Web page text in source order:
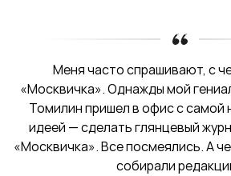
Меня часто спрашивают, с
«Москвичка». Однажды мой
Томилин пришел в офис с самой
идеей — сделать глянцевый
«Москвичка». Все посмеялись. А
собирали